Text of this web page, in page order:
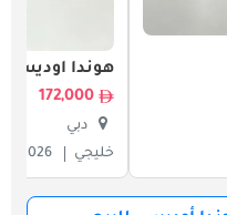
هوندا أوديسي
172,000
دبي
خليجي
2026